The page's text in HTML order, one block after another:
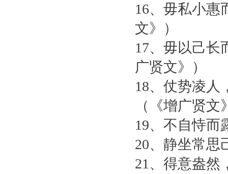
16、毋私小惠
文》）
17、毋以己长
广贤文》）
18、仗势凌人
（《增广贤文
19、不自恃而
20、静坐常思
21、得意盎然